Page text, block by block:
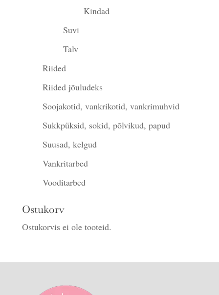
Kindad
Suvi
Talv
Riided
Riided jõuludeks
Soojakotid, vankrikotid, vankrimuhvid
Sukkpüksid, sokid, põlvikud, papud
Suusad, kelgud
Vankritarbed
Vooditarbed
Ostukorv
Ostukorvis ei ole tooteid.